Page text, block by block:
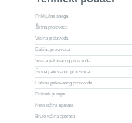
Priključna snaga
Širina proizvoda
Visina proizvoda
Dubina proizvoda
Visina pakovanog proizvoda
Širina pakovanog proizvoda
Dubina pakovanog proizvoda
Pritisak pumpe
Neto težina aparata
Bruto težina aparata